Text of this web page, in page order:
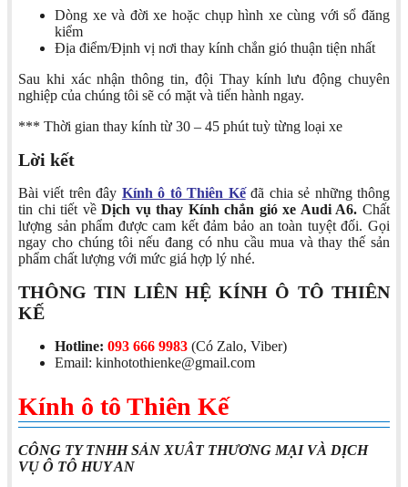
Dòng xe và đời xe hoặc chụp hình xe cùng với sổ đăng
kiểm
Địa điểm/Định vị nơi thay kính chắn gió thuận tiện nhất
Sau khi xác nhận thông tin, đội Thay kính lưu động chuyên
nghiệp của chúng tôi sẽ có mặt và tiến hành ngay.
*** Thời gian thay kính từ 30 – 45 phút tuỳ từng loại xe
Lời kết
Bài viết trên đây Kính ô tô Thiên Kếđã chia sẻ những thông
tin chi tiết vềDịch vụ thay Kính chắn gió xe Audi A6. Chất
lượng sản phẩm được cam kết đảm bảo an toàn tuyệt đối. Gọi
ngay cho chúng tôi nếu đang có nhu cầu mua và thay thế sản
phẩm chất lượng với mức giá hợp lý nhé.
THÔNG TIN LIÊN HỆ KÍNH Ô TÔ THIÊN
KẾ
Hotline: 093 666 9983 (Có Zalo, Viber)
Email: kinhotothienke@gmail.com
Kính ô tô Thiên Kế
CÔNG TY TNHH SẢN XUÂT THƯƠNG MẠI VÀ DỊCH
VỤ Ô TÔ HUY AN